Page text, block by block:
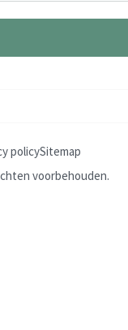
policySitemap
voorbehouden.